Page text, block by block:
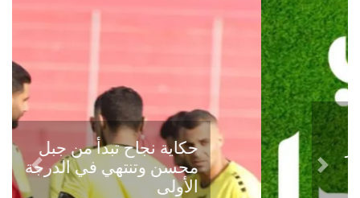
حكاية نجاح تبدأ من جبل
محسن وتنتهي في الدرجة
الأولىPrevious
Next